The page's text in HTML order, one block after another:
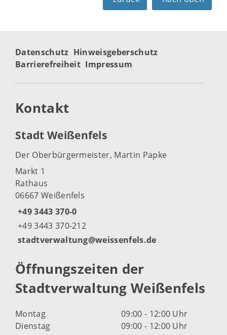
Datenschutz Hinweisgeberschutz
Barrierefreiheit Impressum
Kontakt
Stadt Weißenfels
Der Oberbürgermeister, Martin Papke
Markt 1
Rathaus
06667 Weißenfels
+49 3443 370-0
+49 3443 370-212
stadtverwaltung@weissenfels.de
Öffnungszeiten der
Stadtverwaltung Weißenfels
Montag
09:00 - 12:00 Uhr
Dienstag
09:00 - 12:00 Uhr